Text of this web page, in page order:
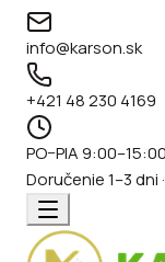
info@karson.sk
+421 48 230 4169
PO–PIA 9:00–15:00
Doručenie 1–3 dni